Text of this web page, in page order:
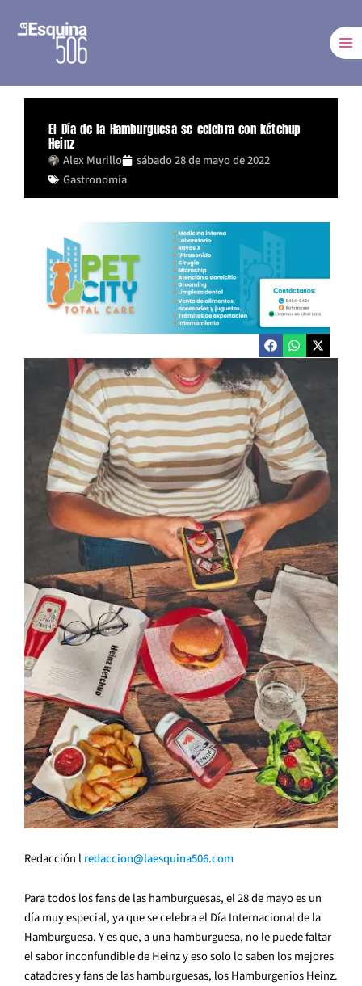
El Día de la Hamburguesa se celebra con kétchup
Heinz
Alex Murillo
sábado 28 de mayo de 2022
Gastronomía
Redacción l redaccion@laesquina506.com
Para todos los fans de las hamburguesas, el 28 de mayo es un
día muy especial, ya que se celebra el Día Internacional de la
Hamburguesa. Y es que, a una hamburguesa, no le puede faltar
el sabor inconfundible de Heinz y eso solo lo saben los mejores
catadores y fans de las hamburguesas, los Hamburgenios Heinz.